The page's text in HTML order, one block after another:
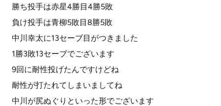
勝ち投手は赤星4勝目4勝5敗
負け投手は青柳5敗目8勝5敗
中川幸太に13セーブ目がつきました
1勝3敗13セーブでございます
9回に耐性投げたんですけどね
耐性が打たれてしまいましてね
中川が尻ぬぐりといった形でございます